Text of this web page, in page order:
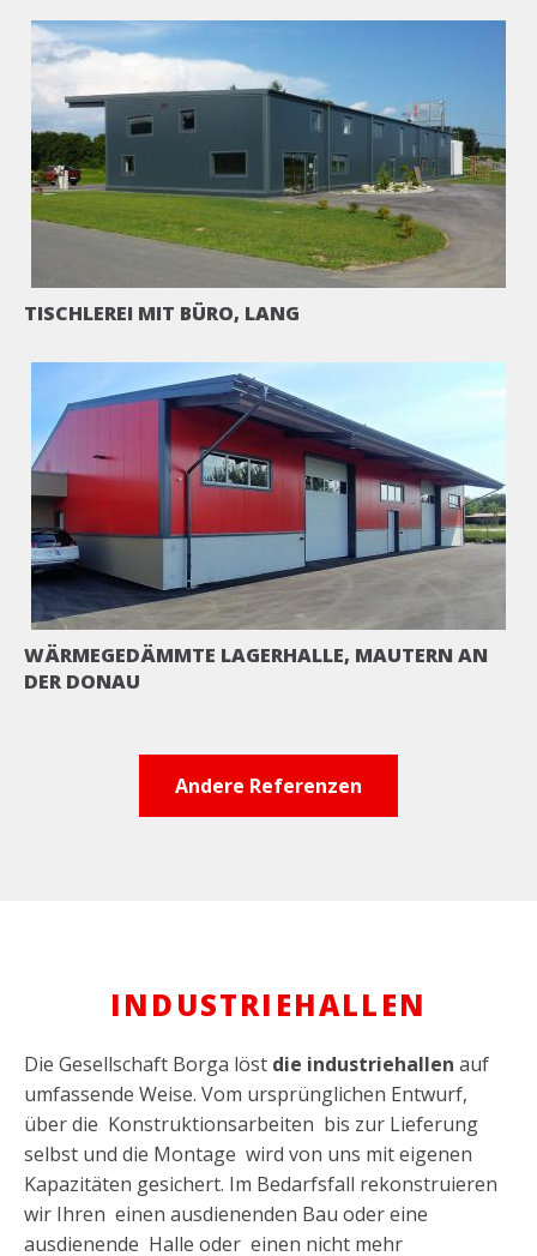
TISCHLEREI MIT BÜRO, LANG
WÄRMEGEDÄMMTE LAGERHALLE, MAUTERN AN
DER DONAU
Andere Referenzen
INDUSTRIEHALLEN
Die Gesellschaft Borga löst die industriehallen auf
umfassende Weise. Vom ursprünglichen Entwurf,
über die Konstruktionsarbeiten bis zur Lieferung
selbst und die Montage wird von uns mit eigenen
Kapazitäten gesichert. Im Bedarfsfall rekonstruieren
wir Ihren einen ausdienenden Bau oder eine
ausdienende Halle oder einen nicht mehr